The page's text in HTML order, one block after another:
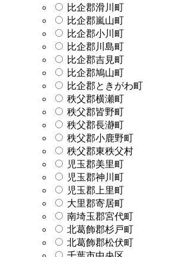
比企郡滑川町
比企郡嵐山町
比企郡小川町
比企郡川島町
比企郡吉見町
比企郡鳩山町
比企郡ときがわ町
秩父郡横瀬町
秩父郡皆野町
秩父郡長瀞町
秩父郡小鹿野町
秩父郡東秩父村
児玉郡美里町
児玉郡神川町
児玉郡上里町
大里郡寄居町
南埼玉郡宮代町
北葛飾郡杉戸町
北葛飾郡松伏町